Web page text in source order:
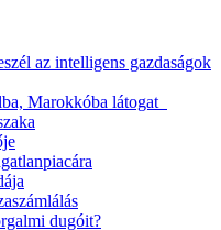
az intelligens gazdaságok
Marokkóba látogat
dugóit?